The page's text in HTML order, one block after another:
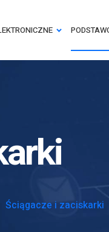
Ściągacze i zaciskarki